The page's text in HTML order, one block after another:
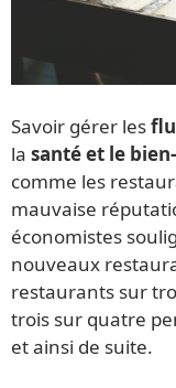
Savoir gérer les
la santé et le
comme les
mauvaise
économistes
nouveaux
restaurants sur
trois sur quatre
et ainsi de suite.